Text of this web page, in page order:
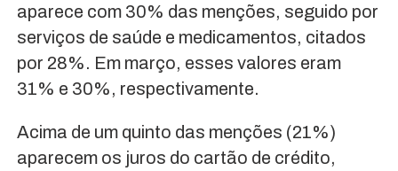
aparece com 30% das menções, seguido por
serviços de saúde e medicamentos, citados
por 28%. Em março, esses valores eram
31% e 30%, respectivamente.
Acima de um quinto das menções (21%)
aparecem os juros do cartão de crédito,